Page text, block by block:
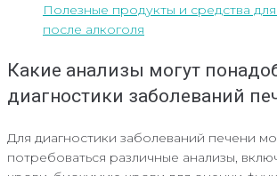
Полезные продукты и средства
после алкоголя
Какие анализы могут
диагностики заболеваний
Для диагностики заболеваний печени
потребоваться различные анализы,